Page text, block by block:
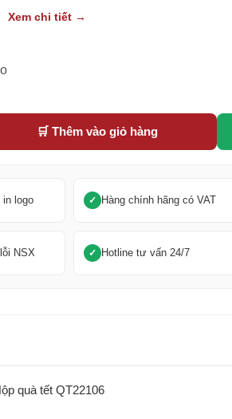
Xem chi tiết →
🛒 Thêm vào giỏ hàng
in logo Hàng chính hãng có VAT
NSX Hotline tư vấn 24/7
quà tết QT22106